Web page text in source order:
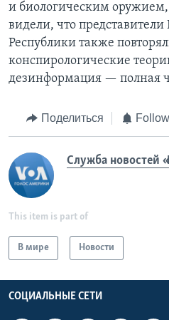
и биологическим
видели, что
Республики также
конспирологические
дезинформация — полная
Поделиться
Служба новостей
This item is part of
В мире Новости
СОЦИАЛЬНЫЕ СЕТИ